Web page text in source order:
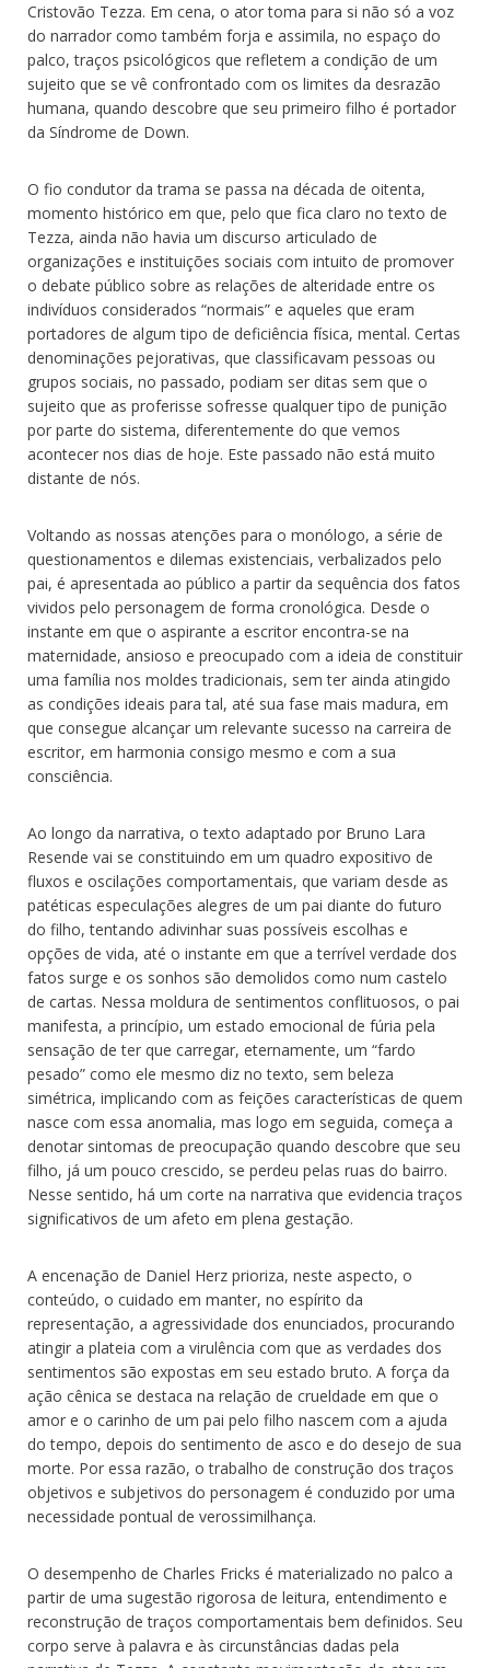
Cristovão Tezza. Em cena, o ator toma para si não só a voz
do narrador como também forja e assimila, no espaço do
palco, traços psicológicos que refletem a condição de um
sujeito que se vê confrontado com os limites da desrazão
humana, quando descobre que seu primeiro filho é portador
da Síndrome de Down.
O fio condutor da trama se passa na década de oitenta,
momento histórico em que, pelo que fica claro no texto de
Tezza, ainda não havia um discurso articulado de
organizações e instituições sociais com intuito de promover
o debate público sobre as relações de alteridade entre os
indivíduos considerados “normais” e aqueles que eram
portadores de algum tipo de deficiência física, mental. Certas
denominações pejorativas, que classificavam pessoas ou
grupos sociais, no passado, podiam ser ditas sem que o
sujeito que as proferisse sofresse qualquer tipo de punição
por parte do sistema, diferentemente do que vemos
acontecer nos dias de hoje. Este passado não está muito
distante de nós.
Voltando as nossas atenções para o monólogo, a série de
questionamentos e dilemas existenciais, verbalizados pelo
pai, é apresentada ao público a partir da sequência dos fatos
vividos pelo personagem de forma cronológica. Desde o
instante em que o aspirante a escritor encontra-se na
maternidade, ansioso e preocupado com a ideia de constituir
uma família nos moldes tradicionais, sem ter ainda atingido
as condições ideais para tal, até sua fase mais madura, em
que consegue alcançar um relevante sucesso na carreira de
escritor, em harmonia consigo mesmo e com a sua
consciência.
Ao longo da narrativa, o texto adaptado por Bruno Lara
Resende vai se constituindo em um quadro expositivo de
fluxos e oscilações comportamentais, que variam desde as
patéticas especulações alegres de um pai diante do futuro
do filho, tentando adivinhar suas possíveis escolhas e
opções de vida, até o instante em que a terrível verdade dos
fatos surge e os sonhos são demolidos como num castelo
de cartas. Nessa moldura de sentimentos conflituosos, o pai
manifesta, a princípio, um estado emocional de fúria pela
sensação de ter que carregar, eternamente, um “fardo
pesado” como ele mesmo diz no texto, sem beleza
simétrica, implicando com as feições características de quem
nasce com essa anomalia, mas logo em seguida, começa a
denotar sintomas de preocupação quando descobre que seu
filho, já um pouco crescido, se perdeu pelas ruas do bairro.
Nesse sentido, há um corte na narrativa que evidencia traços
significativos de um afeto em plena gestação.
A encenação de Daniel Herz prioriza, neste aspecto, o
conteúdo, o cuidado em manter, no espírito da
representação, a agressividade dos enunciados, procurando
atingir a plateia com a virulência com que as verdades dos
sentimentos são expostas em seu estado bruto. A força da
ação cênica se destaca na relação de crueldade em que o
amor e o carinho de um pai pelo filho nascem com a ajuda
do tempo, depois do sentimento de asco e do desejo de sua
morte. Por essa razão, o trabalho de construção dos traços
objetivos e subjetivos do personagem é conduzido por uma
necessidade pontual de verossimilhança.
O desempenho de Charles Fricks é materializado no palco a
partir de uma sugestão rigorosa de leitura, entendimento e
reconstrução de traços comportamentais bem definidos. Seu
corpo serve à palavra e às circunstâncias dadas pela